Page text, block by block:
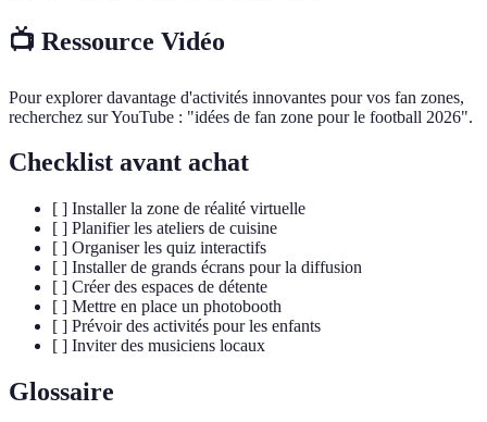
📺 Ressource Vidéo
Pour explorer davantage d'activités innovantes pour vos fan zones,
recherchez sur YouTube : "idées de fan zone pour le football 2026".
Checklist avant achat
[ ] Installer la zone de réalité virtuelle
[ ] Planifier les ateliers de cuisine
[ ] Organiser les quiz interactifs
[ ] Installer de grands écrans pour la diffusion
[ ] Créer des espaces de détente
[ ] Mettre en place un photobooth
[ ] Prévoir des activités pour les enfants
[ ] Inviter des musiciens locaux
Glossaire